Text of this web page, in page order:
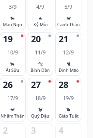
3/9
🐎
Mậu Ngọ
4/9
🐐
Kỷ Mùi
5/9
🐒
Canh Thân
19
10/9
🐂
Ất Sửu
20
11/9
🐅
Bính Dần
21
12/9
🐈
Đinh Mão
26
17/9
🐒
Nhâm Thân
27
18/9
🐓
Quý Dậu
28
19/9
🐕
Giáp Tuất
2 3 4